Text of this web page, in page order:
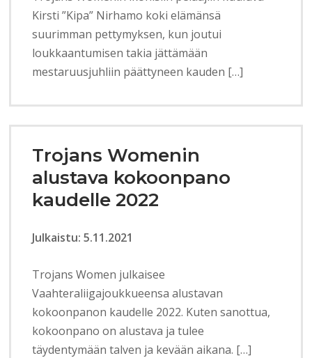
Kirsti ”Kipa” Nirhamo koki elämänsä
suurimman pettymyksen, kun joutui
loukkaantumisen takia jättämään
mestaruusjuhliin päättyneen kauden […]
Trojans Womenin
alustava kokoonpano
kaudelle 2022
Julkaistu: 5.11.2021
Trojans Women julkaisee
Vaahteraliigajoukkueensa alustavan
kokoonpanon kaudelle 2022. Kuten sanottua,
kokoonpano on alustava ja tulee
täydentymään talven ja kevään aikana. […]